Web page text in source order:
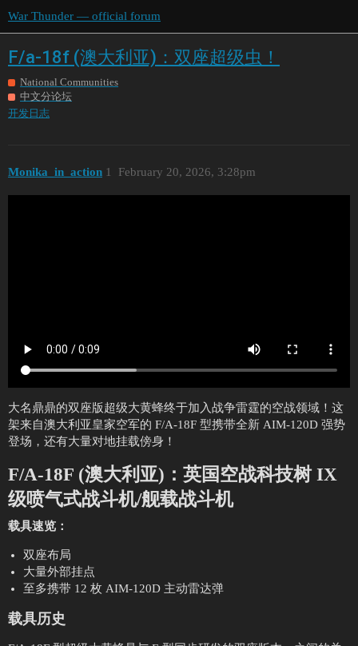
War Thunder — official forum
F/a-18f (澳大利亚)：双座超级虫！
National Communities
中文分论坛
开发日志
Monika_in_action February 20, 2026, 3:28pm
1
大名鼎鼎的双座版超级大黄蜂终于加入战争雷霆的空战领域！这
架来自澳大利亚皇家空军的 F/A-18F 型携带全新 AIM-120D 强势
登场，还有大量对地挂载傍身！
F/A-18F (澳大利亚)：英国空战科技树 IX
级喷气式战斗机/舰载战斗机
载具速览：
双座布局
大量外部挂点
至多携带 12 枚 AIM-120D 主动雷达弹
载具历史